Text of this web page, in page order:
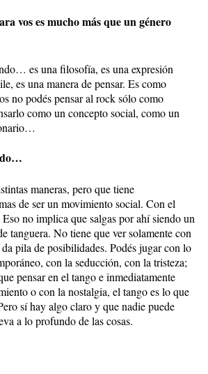
vos es mucho más que un género
es una filosofía, es una expresión
es una manera de pensar. Es como
no podés pensar al rock sólo como
como un concepto social, como un
maneras, pero que tiene
de ser un movimiento social. Con el
no implica que salgas por ahí siendo un
tanguera. No tiene que ver solamente con
pila de posibilidades. Podés jugar con lo
con la seducción, con la tristeza;
pensar en el tango e inmediatamente
o con la nostalgia, el tango es lo que
sí hay algo claro y que nadie puede
a lo profundo de las cosas.